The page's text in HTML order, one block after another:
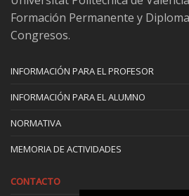
Formación Permanente y
Congresos.
INFORMACIÓN PARA EL PROFESOR
INFORMACIÓN PARA EL ALUMNO
NORMATIVA
MEMORIA DE ACTIVIDADES
CONTACTO